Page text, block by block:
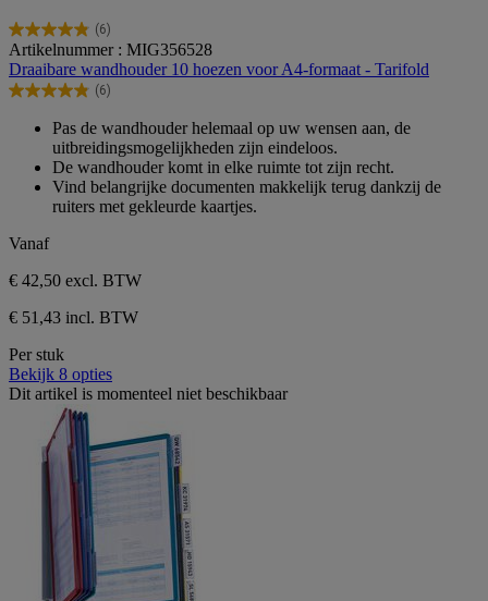
(6)
4.8
van
de
5
beoordelingen
Artikelnummer : MIG356528
Draaibare wandhouder 10 hoezen voor A4-formaat - Tarifold
(6)
4.8
sterren.
beoordelingen
Pas de wandhouder helemaal op uw wensen aan, de
uitbreidingsmogelijkheden zijn eindeloos.
De wandhouder komt in elke ruimte tot zijn recht.
Vind belangrijke documenten makkelijk terug dankzij de
ruiters met gekleurde kaartjes.
Vanaf
€ 42,50 excl. BTW
€ 51,43 incl. BTW
Per stuk
Bekijk 8 opties
Dit artikel is momenteel niet beschikbaar